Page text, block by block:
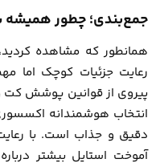
جمع‌بندی؛ چطور
همانطور که مشاهده
رعایت جزئیات کوچک اما
پیروی از قوانین پوشش کت و
انتخاب هوشمندانه
دقیق و جذاب است. با
آموخت استایل بیشتر